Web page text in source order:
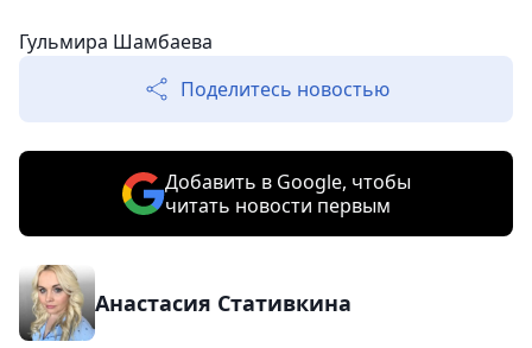
Гульмира Шамбаева
Поделитесь новостью
Добавить в Google, чтобы
читать новости первым
Анастасия Стативкина